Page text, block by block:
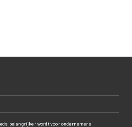
belangrijker wordt voor ondernemers